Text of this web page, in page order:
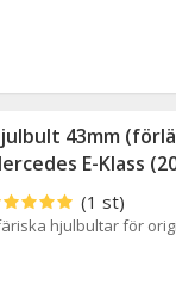
43mm
E-Klass
(1 st)
hjulbultar för